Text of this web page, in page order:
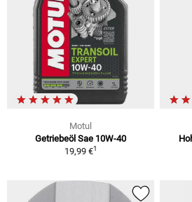
Motul
Getriebeöl Sae 10W-40
19,99 €1